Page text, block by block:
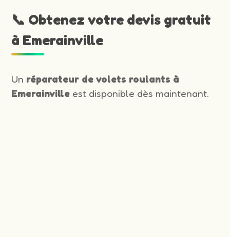
📞 Obtenez votre devis gratuit
à Emerainville
Un réparateur de volets roulants à
Emerainville est disponible dès maintenant.